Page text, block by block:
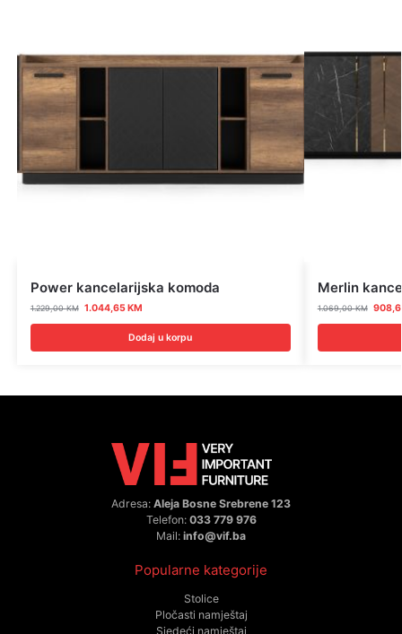
Power kancelarijska komoda
1.229,00KM 1.044,65KM
Dodaj u korpu
Merlin
1.069,00KM
Adresa: Aleja Bosne Srebrene 123
Telefon: 033 779 976
Mail: info@vif.ba
Popularne kategorije
Stolice
Pločasti namještaj
Sjedeći namještaj